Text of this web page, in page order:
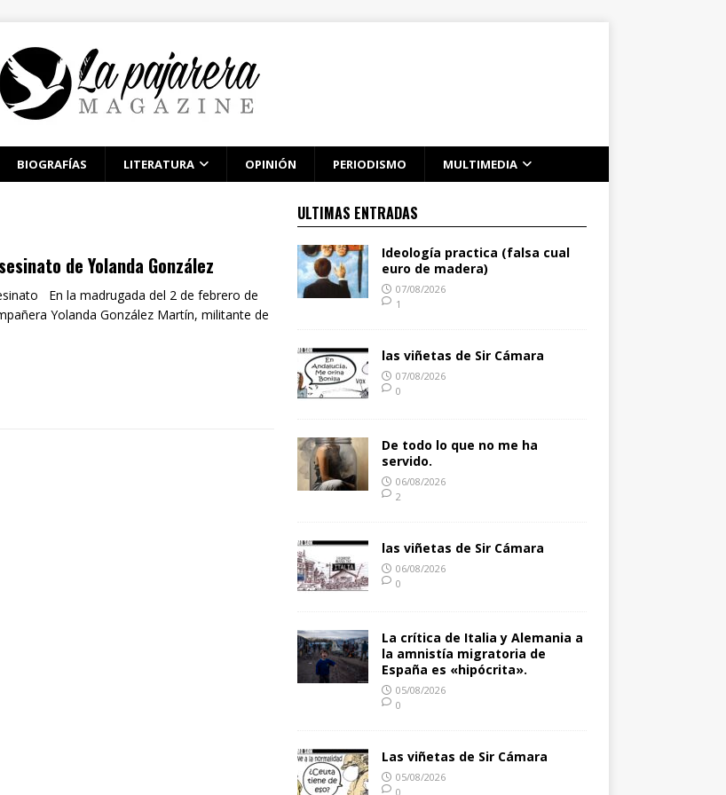
BIOGRAFÍAS LITERATURA OPINIÓN PERIODISMO MULTIMEDIA
de Yolanda González
En la madrugada del 2 de febrero de
Yolanda González Martín, militante de
ULTIMAS ENTRADAS
Ideología practica (falsa cual
euro de madera)
07/08/2026
1
las viñetas de Sir Cámara
07/08/2026
0
De todo lo que no me ha
servido.
06/08/2026
2
las viñetas de Sir Cámara
06/08/2026
0
La crítica de Italia y Alemania a
la amnistía migratoria de
España es «hipócrita».
05/08/2026
0
Las viñetas de Sir Cámara
05/08/2026
0